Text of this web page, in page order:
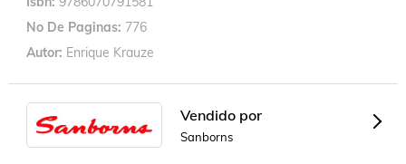
No De Paginas 776
Autor Enrique Krauze
Vendido por
Sanborns